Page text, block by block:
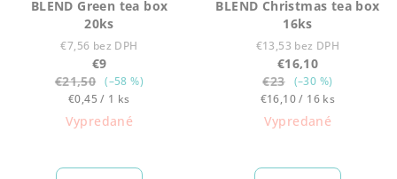
BLEND Green tea box
20ks
€7,56 bez DPH
€9
€21,50
(–58 %)
Jednotková
cena:
€0,45 / 1 ks
Vypredané
BLEND Christmas tea box
16ks
€13,53 bez DPH
€16,10
€23
(–30 %)
Jednotková
cena:
€16,10 / 16 ks
Vypredané